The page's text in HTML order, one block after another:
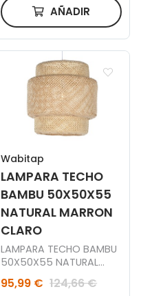
AÑADIR
Wabitap
LAMPARA TECHO
BAMBU 50X50X55
NATURAL MARRON
CLARO
LAMPARA TECHO BAMBU
50X50X55 NATURAL
MARRON CLARO
95,99 € 124,66 €